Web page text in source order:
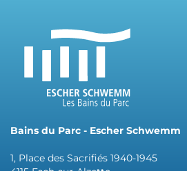
Bains du Parc - Escher Schwemm
1, Place des Sacrifiés 1940-1945